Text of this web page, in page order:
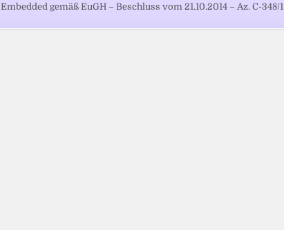
Embedded gemäß EuGH – Beschluss vom 21.10.2014 – Az. C-348/